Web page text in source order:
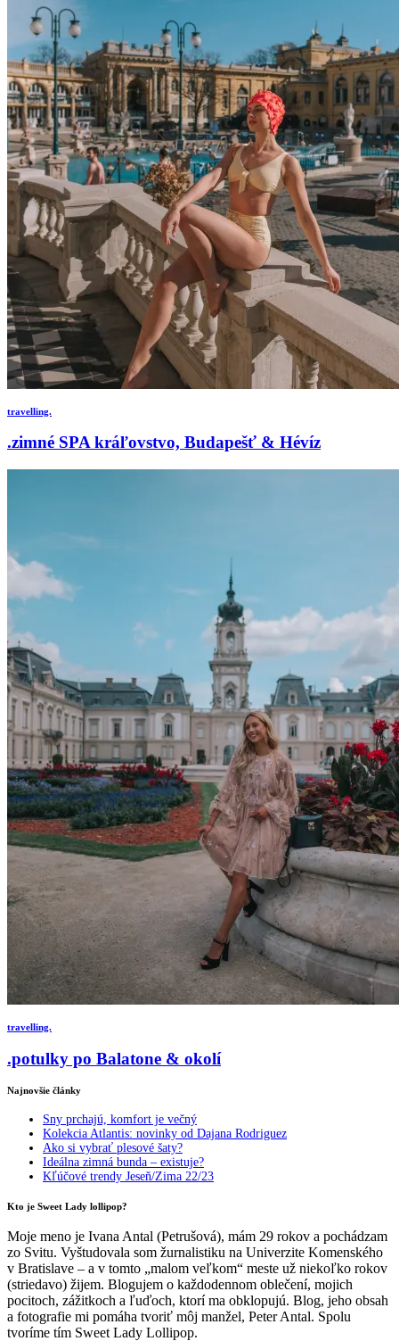
travelling.
.zimné SPA kráľovstvo, Budapešť & Hévíz
travelling.
.potulky po Balatone & okolí
Najnovšie články
Sny prchajú, komfort je večný
Kolekcia Atlantis: novinky od Dajana Rodriguez
Ako si vybrať plesové šaty?
Ideálna zimná bunda – existuje?
Kľúčové trendy Jeseň/Zima 22/23
Kto je Sweet Lady lollipop?
Moje meno je Ivana Antal (Petrušová), mám 29 rokov a pochádzam
zo Svitu. Vyštudovala som žurnalistiku na Univerzite Komenského
v Bratislave – a v tomto „malom veľkom“ meste už niekoľko rokov
(striedavo) žijem. Blogujem o každodennom oblečení, mojich
pocitoch, zážitkoch a ľuďoch, ktorí ma obklopujú. Blog, jeho obsah
a fotografie mi pomáha tvoriť môj manžel, Peter Antal. Spolu
tvoríme tím Sweet Lady Lollipop.